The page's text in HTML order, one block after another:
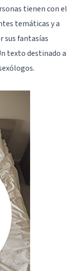
tienen con el
temáticas y a
sus fantasías
texto destinado a